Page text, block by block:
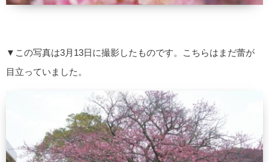
▼この写真は3月13日に撮影したものです。こちらはまだ蕾が
目立っていました。